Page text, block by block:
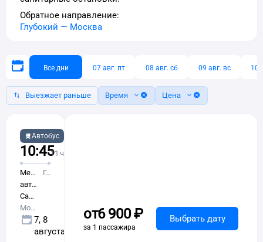
Обратное направление:
Глубокий — Москва
Все дни 07 авг. пт 08 авг. сб 09 авг. вс 10
Выезжает раньше Время Цена
Автобус Евротранс
10:4511 ч 20 м в пути
Международный
автовокзал
Саларьево
Москва
Глубокий
7, 8
августа
от6 ⁠900 ⁠₽
за 1 пассажира
Выбрать дату